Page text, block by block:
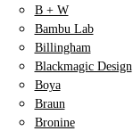
B + W
Bambu Lab
Billingham
Blackmagic Design
Boya
Braun
Bronine